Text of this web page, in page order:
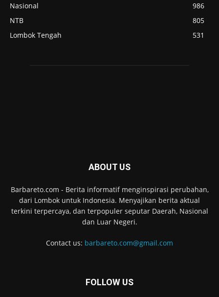
Nasional
986
NTB
805
Lombok Tengah
531
ABOUT US
Barbareto.com - Berita informatif menginspirasi perubahan,
dari Lombok untuk Indonesia. Menyajikan berita aktual
terkini terpercaya, dan terpopuler seputar Daerah, Nasional
dan Luar Negeri.
Contact us: barbareto.com@gmail.com
FOLLOW US